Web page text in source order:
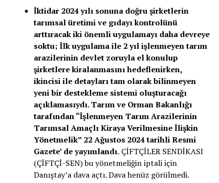
İktidar 2024 yılı sonuna doğru şirketlerin
tarımsal üretimi ve gıdayı kontrolünü
arttıracak iki önemli uygulamayı daha devreye
soktu; İlk uygulama ile 2 yıl işlenmeyen tarım
arazilerinin devlet zoruyla el konulup
şirketlere kiralanmasını hedeflenirken,
ikincisi ile detayları tam olarak bilinmeyen
yeni bir destekleme sistemi oluşturacağı
açıklamasıydı. Tarım ve Orman Bakanlığı
tarafından “İşlenmeyen Tarım Arazilerinin
Tarımsal Amaçlı Kiraya Verilmesine İlişkin
Yönetmelik” 22 Ağustos 2024 tarihli Resmi
Gazete’ de yayımlandı.ÇİFTÇİLER SENDİKASI
(ÇİFTÇİ-SEN) bu yönetmeliğin iptali için
Danıştay’a dava açtı. Dava henüz görülmedi.